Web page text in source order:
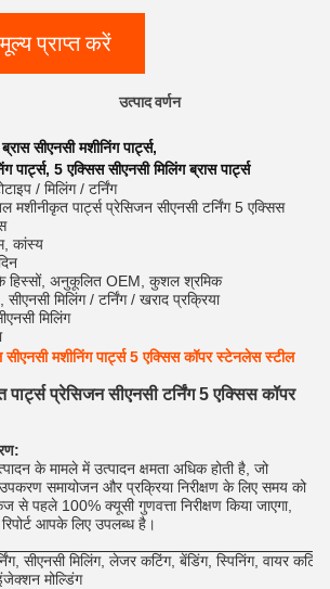
मूल्य प्राप्त करें
उत्पाद वर्णन
सीएनसी मशीनिंग पार्ट्स,
पार्ट्स, 5 एक्सिस सीएनसी मिलिंग ब्रास पार्ट्स
/ मिलिंग / टर्निंग
मशीनीकृत पार्ट्स प्रेसिजन सीएनसी टर्निंग 5 एक्सिस
कांस्य
हिस्सों, अनुकूलित OEM, कुशल श्रमिक
सीएनसी मिलिंग / टर्निंग / खराद प्रक्रिया
मिलिंग
मशीनिंग पार्ट्स 5 एक्सिस कॉपर स्टेनलेस स्टील
प्रेसिजन सीएनसी टर्निंग 5 एक्सिस कॉपर
के मामले में उत्पादन क्षमता अधिक होती है, जो
समायोजन और प्रक्रिया निरीक्षण के लिए समय को
पहले 100% क्यूसी गुणवत्ता निरीक्षण किया जाएगा,
आपके लिए उपलब्ध है।
सीएनसी मिलिंग, लेजर कटिंग, बेंडिंग, स्पिनिंग, वायर
मोल्डिंग